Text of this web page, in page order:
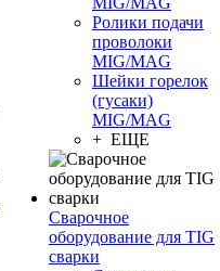
Ролики подачи
проволоки
MIG/MAG
Шейки горелок
(гусаки)
MIG/MAG
+ ЕЩЕ
Сварочное
оборудование для TIG
сварки